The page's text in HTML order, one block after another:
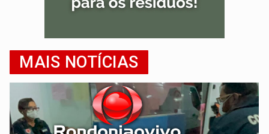
MAIS NOTÍCIAS